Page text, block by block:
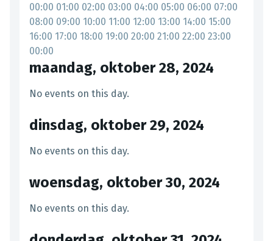
00:00 01:00 02:00 03:00 04:00 05:00 06:00 07:00
08:00 09:00 10:00 11:00 12:00 13:00 14:00 15:00
16:00 17:00 18:00 19:00 20:00 21:00 22:00 23:00
00:00
maandag, oktober 28, 2024
No events on this day.
dinsdag, oktober 29, 2024
No events on this day.
woensdag, oktober 30, 2024
No events on this day.